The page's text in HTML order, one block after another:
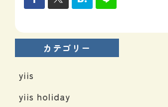
カテゴリー
yiis
yiis holiday